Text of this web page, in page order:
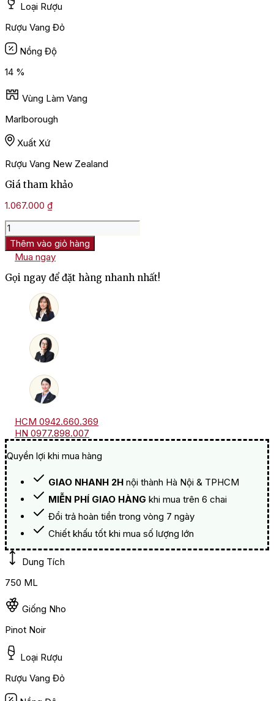
Loại Rượu
Rượu Vang Đỏ
Nồng Độ
14 %
Vùng Làm Vang
Marlborough
Xuất Xứ
Rượu Vang New Zealand
Giá tham khảo
1.067.000 ₫
Rượu
Vang
Nobilo
Icon
Pinot
Noir
Thêm vào giỏ hàng
Mua ngay
Gọi ngay để đặt hàng nhanh nhất!
HCM 0942.660.369
HN 0977.898.007
Quyền lợi khi mua hàng
GIAO NHANH 2H nội thành Hà Nội & TPHCM
MIỄN PHÍ GIAO HÀNG khi mua trên 6 chai
Đổi trả hoàn tiền trong vòng 7 ngày
Chiết khấu tốt khi mua số lượng lớn
Dung Tích
750 ML
Giống Nho
Pinot Noir
Loại Rượu
Rượu Vang Đỏ